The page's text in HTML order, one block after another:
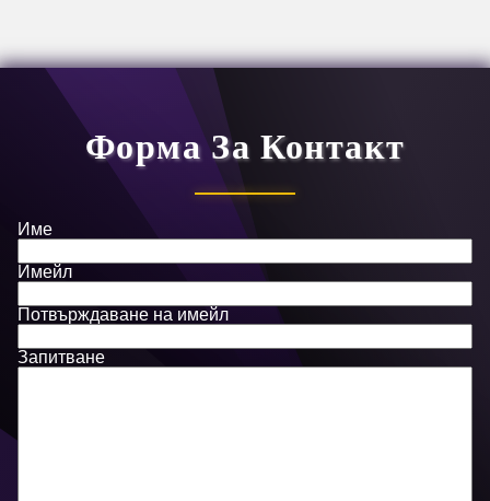
Форма За Контакт
Име
Имейл
Потвърждаване на имейл
Запитване